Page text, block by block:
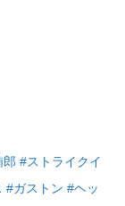
郎 #ストライクイ
#ガストン #ヘッ